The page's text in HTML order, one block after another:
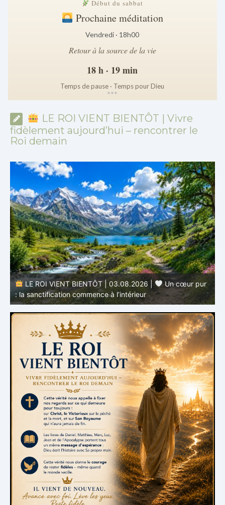
Début du sabbat
Prochaine méditation
Vendredi · 18h00
Retour à la source de la vie
18 h · 19 min
Temps de pause · Temps pour Dieu
***
LE ROI VIENT BIENTÔT | Vivre
fidèlement aujourd’hui – rencontrer le
Roi demain
LE ROI VIENT BIENTÔT | 02.08.2026 |
Devenir
semblable au Christ : Une transformation de l’intérieur